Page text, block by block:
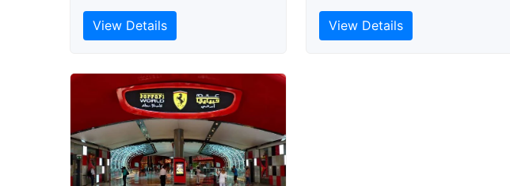
View Details View Details